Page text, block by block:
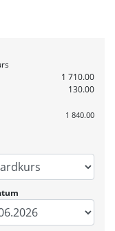
1 710.00
130.00
1 840.00